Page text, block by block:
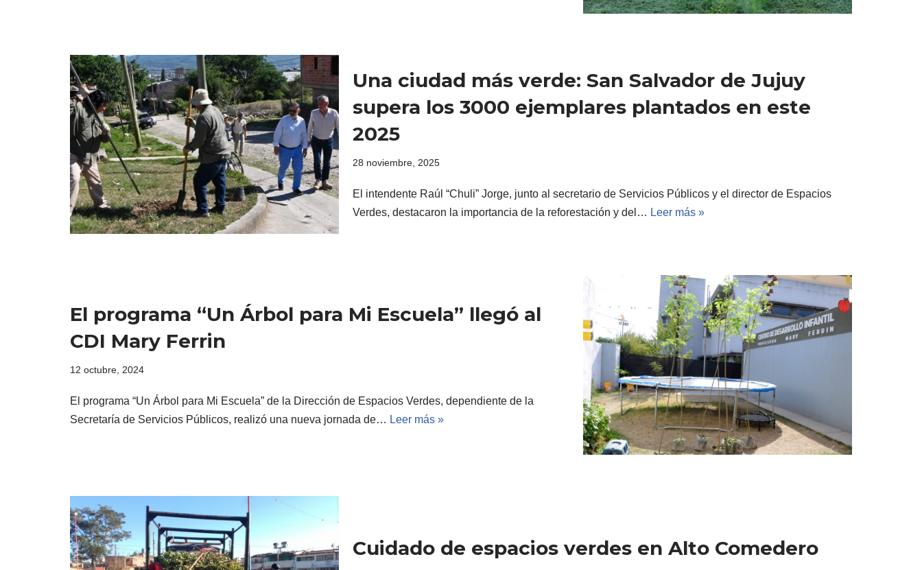
Una ciudad más verde: San Salvador de Jujuy
supera los 3000 ejemplares plantados en este
2025
28 noviembre, 2025
El intendente Raúl “Chuli” Jorge, junto al secretario de Servicios Públicos y el director de Espacios
Verdes, destacaron la importancia de la reforestación y del… Leer más »
El programa “Un Árbol para Mi Escuela” llegó al
CDI Mary Ferrin
12 octubre, 2024
El programa “Un Árbol para Mi Escuela” de la Dirección de Espacios Verdes, dependiente de la
Secretaría de Servicios Públicos, realizó una nueva jornada de… Leer más »
Cuidado de espacios verdes en Alto Comedero